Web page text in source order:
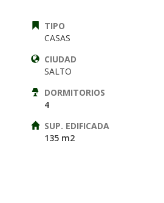
TIPO
CASAS
CIUDAD
SALTO
DORMITORIOS
4
SUP. EDIFICADA
135 m2